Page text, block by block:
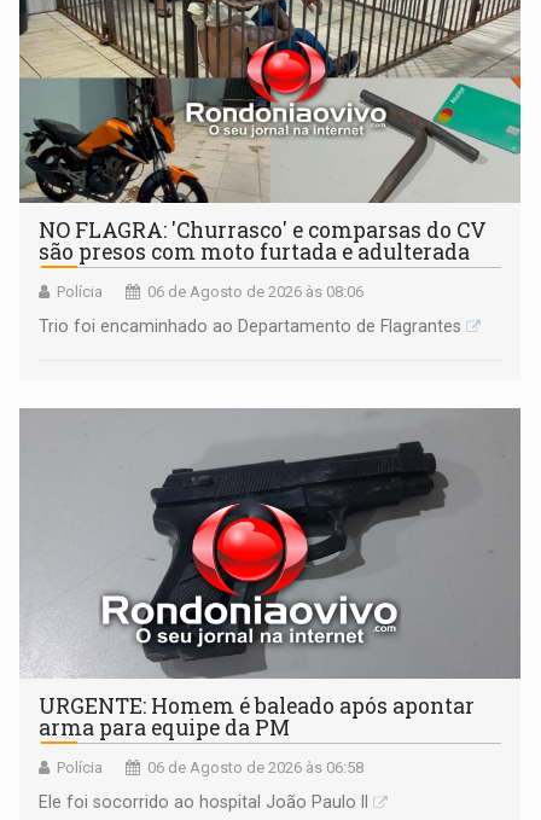
NO FLAGRA: 'Churrasco' e comparsas do CV
são presos com moto furtada e adulterada
Polícia 06 de Agosto de 2026 às 08:06
Trio foi encaminhado ao Departamento de Flagrantes
URGENTE: Homem é baleado após apontar
arma para equipe da PM
Polícia 06 de Agosto de 2026 às 06:58
Ele foi socorrido ao hospital João Paulo II